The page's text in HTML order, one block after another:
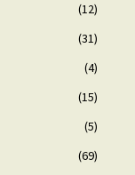
(12)
(31)
(4)
(15)
(5)
(69)